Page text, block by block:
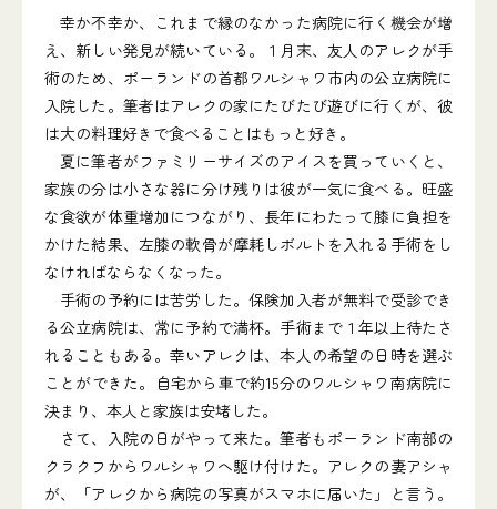
幸か不幸か、これまで縁のなかった病院に行く機会が増
え、新しい発見が続いている。１月末、友人のアレクが手
術のため、ポーランドの首都ワルシャワ市内の公立病院に
入院した。筆者はアレクの家にたびたび遊びに行くが、彼
は大の料理好きで食べることはもっと好き。
夏に筆者がファミリーサイズのアイスを買っていくと、
家族の分は小さな器に分け残りは彼が一気に食べる。旺盛
な食欲が体重増加につながり、長年にわたって膝に負担を
かけた結果、左膝の軟骨が摩耗しボルトを入れる手術をし
なければならなくなった。
手術の予約には苦労した。保険加入者が無料で受診でき
る公立病院は、常に予約で満杯。手術まで１年以上待たさ
れることもある。幸いアレクは、本人の希望の日時を選ぶ
ことができた。自宅から車で約15分のワルシャワ南病院に
決まり、本人と家族は安堵した。
さて、入院の日がやって来た。筆者もポーランド南部の
クラクフからワルシャワへ駆け付けた。アレクの妻アシャ
が、「アレクから病院の写真がスマホに届いた」と言う。